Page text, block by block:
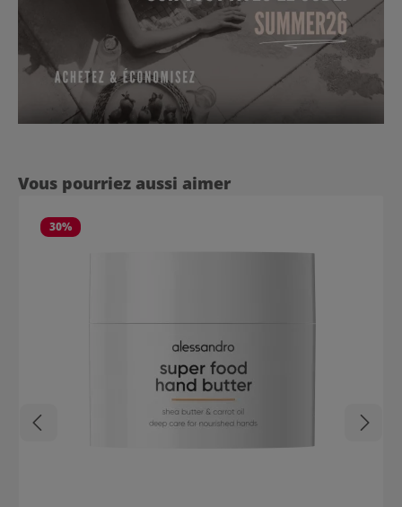
Ignorer la galerie de produits
Vous pourriez aussi aimer
30%